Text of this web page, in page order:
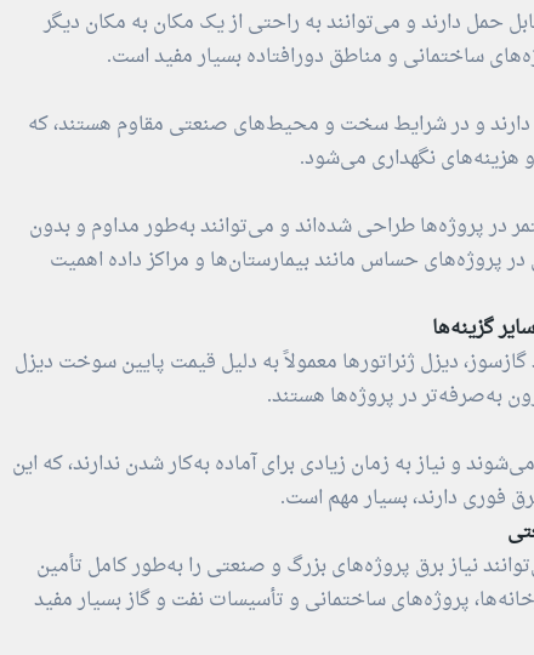
حمل دارند و می‌توانند به راحتی از یک مکان به مکان دیگر
ساختمانی و مناطق دورافتاده بسیار مفید است.
دارند و در شرایط سخت و محیط‌های صنعتی مقاوم هستند، که
هزینه‌های نگهداری می‌شود.
در پروژه‌ها طراحی شده‌اند و می‌توانند به‌طور مداوم و بدون
در پروژه‌های حساس مانند بیمارستان‌ها و مراکز داده اهمیت
گزینه‌ها
گازسوز، دیزل ژنراتورها معمولاً به دلیل قیمت پایین سوخت دیزل
به‌صرفه‌تر در پروژه‌ها هستند.
و نیاز به زمان زیادی برای آماده به‌کار شدن ندارند، که این
فوری دارند، بسیار مهم است.
نیاز برق پروژه‌های بزرگ و صنعتی را به‌طور کامل تأمین
پروژه‌های ساختمانی و تأسیسات نفت و گاز بسیار مفید